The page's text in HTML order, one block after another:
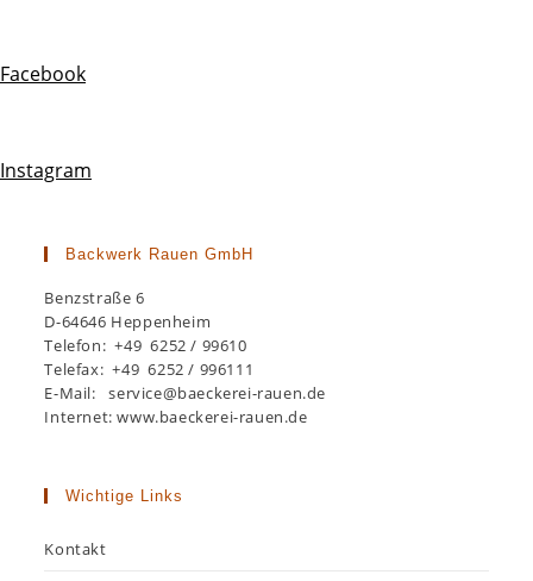
Facebook
Instagram
Backwerk Rauen GmbH
Benzstraße 6
D-64646 Heppenheim
Telefon: +49 6252 / 99610
Telefax: +49 6252 / 996111
E-Mail: service@baeckerei-rauen.de
Internet: www.baeckerei-rauen.de
Wichtige Links
Kontakt